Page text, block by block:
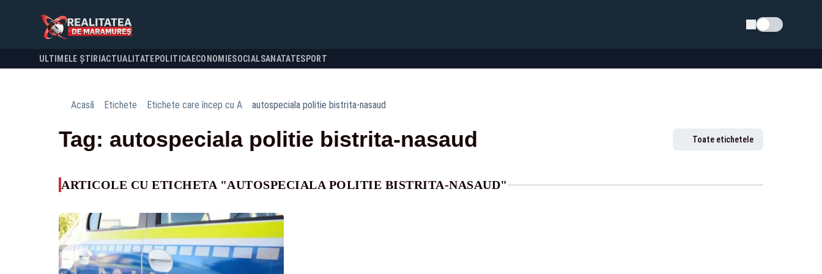
Schimba tema
ULTIMELE ȘTIRI ACTUALITATE POLITICA ECONOMIESOCIALSANATATESPORT
Acasă Etichete Etichete care încep cu A autospeciala politie bistrita-nasaud
Tag: autospeciala politie bistrita-nasaud Toate etichetele
ARTICOLE CU ETICHETA "AUTOSPECIALA POLITIE BISTRITA-NASAUD"